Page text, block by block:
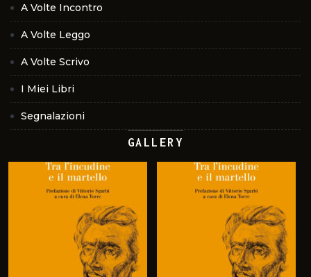
A Volte Incontro
A Volte Leggo
A Volte Scrivo
I Miei Libri
Segnalazioni
GALLERY